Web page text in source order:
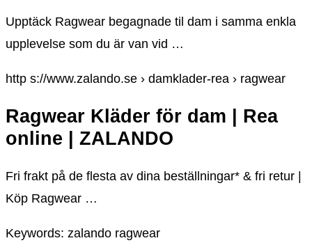
Upptäck Ragwear begagnade til dam i samma enkla
upplevelse som du är van vid …
http s://www.zalando.se › damklader-rea › ragwear
Ragwear Kläder för dam | Rea
online | ZALANDO
Fri frakt på de flesta av dina beställningar* & fri retur |
Köp Ragwear …
Keywords: zalando ragwear